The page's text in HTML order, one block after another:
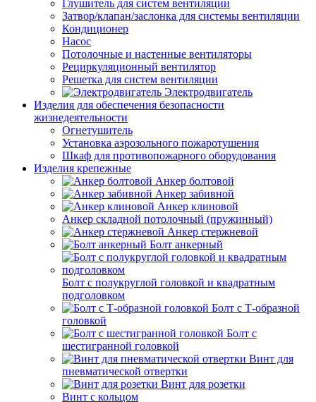
Глушитель для систем вентиляции
Затвор/клапан/заслонка для системы вентиляции
Кондиционер
Насос
Потолочные и настенные вентиляторы
Рециркуляционный вентилятор
Решетка для систем вентиляции
Электродвигатель
Изделия для обеспечения безопасности
жизнедеятельности
Огнетушитель
Установка аэрозольного пожаротушения
Шкаф для противопожарного оборудования
Изделия крепежные
Анкер болтовой
Анкер забивной
Анкер клиновой
Анкер складной потолочный (пружинный)
Анкер стержневой
Болт анкерный
Болт с полукруглой головкой и квадратным
подголовком
Болт с Т-образной
головкой
Болт с
шестигранной головкой
Винт для
пневматической отвертки
Винт для розетки
Винт с кольцом